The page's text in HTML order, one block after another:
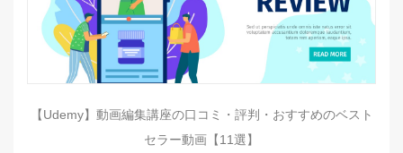
【Udemy】動画編集講座の口コミ・評判・おすすめのベスト
セラー動画【11選】